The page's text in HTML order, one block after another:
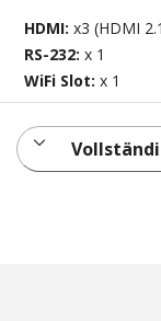
HDMI:x3 (HDMI
RS-232:x 1
WiFi Slot:x 1